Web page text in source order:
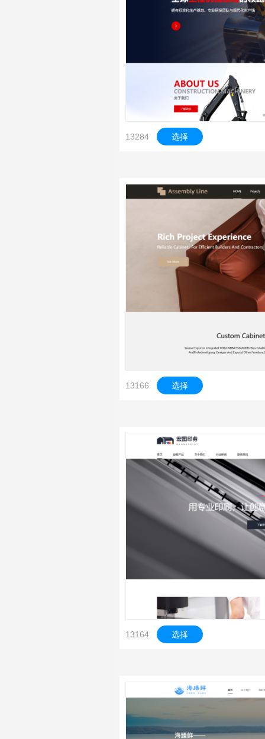
13284 选择
13166 选择
13164 选择